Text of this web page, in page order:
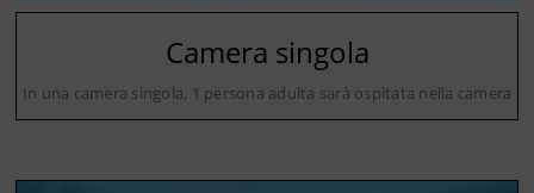
Camera singola
In una camera singola, 1 persona adulta sarà ospitata nella camera